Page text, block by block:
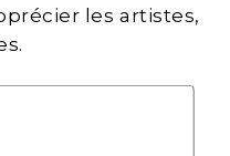
les artistes,